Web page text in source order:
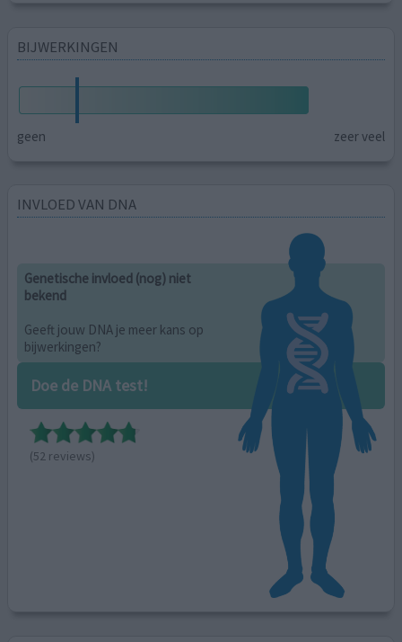
BIJWERKINGEN
geen zeer veel
INVLOED VAN DNA
Genetische invloed (nog) niet
bekend
Geeft jouw DNA je meer kans op
bijwerkingen?
Doe de DNA test!
(52 reviews)